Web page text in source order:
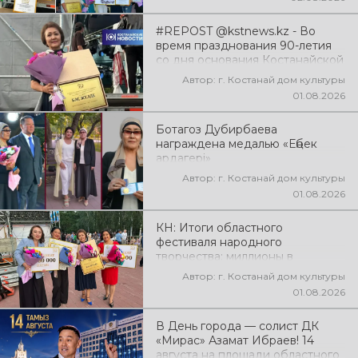
#REPOST @kstnews.kz - Во
время празднования 90-летия
со дня основания Костанайской
области подвели итоги 38-го
фестиваля самодеятельного
Автор: г. Костанай дом культуры
01.08.2026
Ботагоз Дубирбаева
награждена медалью «Еңбек
ардагері»
Автор: г. Костанай дом культуры
01.08.2026
КН: Итоги областного
фестиваля народного
творчества: миллионы в
культуруАвтор: г. Костанай дом культуры
01.08.2026
В День города — солист ДК
«Мирас» Азамат Ибраев! 14
августа на площади областного